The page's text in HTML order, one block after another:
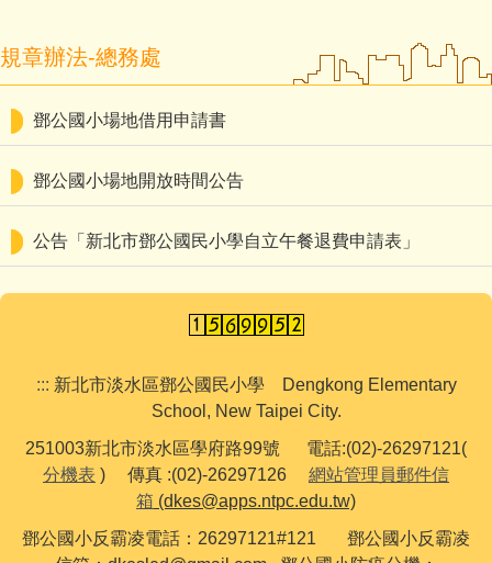
鄧公行事曆
行政處室
鄧公社團
教師專區
家長園地
學習資源
English
規章辦法-總務處
鄧公國小場地借用申請書
鄧公國小場地開放時間公告
公告「新北市鄧公國民小學自立午餐退費申請表」
::: 新北市淡水區鄧公國民小學 Dengkong Elementary
School, New Taipei City.
251003新北市淡水區學府路99號 電話:(02)-26297121(
分機表 ) 傳真 :(02)-26297126 網站管理員郵件信
箱 (dkes@apps.ntpc.edu.tw)
鄧公國小反霸凌電話：26297121#121 鄧公國小反霸凌